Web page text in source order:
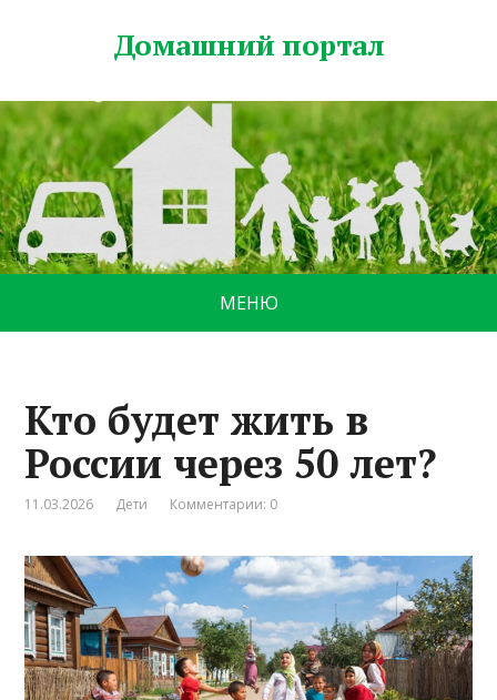
Домашний портал
МЕНЮ
Кто будет жить в
России через 50 лет?
11.03.2026 Дети Комментарии: 0